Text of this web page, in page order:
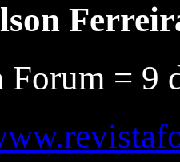
Forum = 9